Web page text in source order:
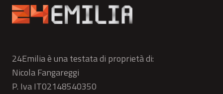
24Emilia è una testata di proprietà di:
Nicola Fangareggi
P. Iva IT02148540350